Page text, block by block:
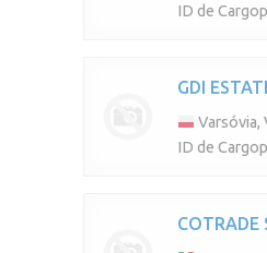
ID de
GDI
Varsóvia,
ID de
COTRADE